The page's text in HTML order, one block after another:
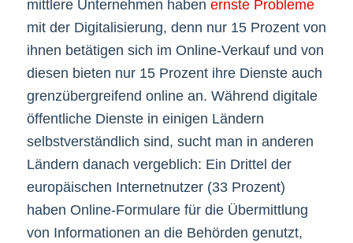
mittlere Unternehmen haben ernste Probleme
mit der Digitalisierung, denn nur 15 Prozent von
ihnen betätigen sich im Online-Verkauf und von
diesen bieten nur 15 Prozent ihre Dienste auch
grenzübergreifend online an. Während digitale
öffentliche Dienste in einigen Ländern
selbstverständlich sind, sucht man in anderen
Ländern danach vergeblich: Ein Drittel der
europäischen Internetnutzer (33 Prozent)
haben Online-Formulare für die Übermittlung
von Informationen an die Behörden genutzt,